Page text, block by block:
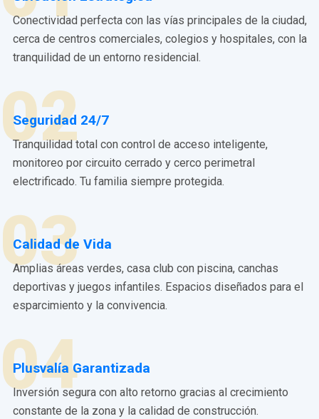
Conectividad perfecta con las vías principales de la ciudad,
cerca de centros comerciales, colegios y hospitales, con la
tranquilidad de un entorno residencial.
02
Seguridad 24/7
Tranquilidad total con control de acceso inteligente,
monitoreo por circuito cerrado y cerco perimetral
electrificado. Tu familia siempre protegida.
03
Calidad de Vida
Amplias áreas verdes, casa club con piscina, canchas
deportivas y juegos infantiles. Espacios diseñados para el
esparcimiento y la convivencia.
04
Plusvalía Garantizada
Inversión segura con alto retorno gracias al crecimiento
constante de la zona y la calidad de construcción.